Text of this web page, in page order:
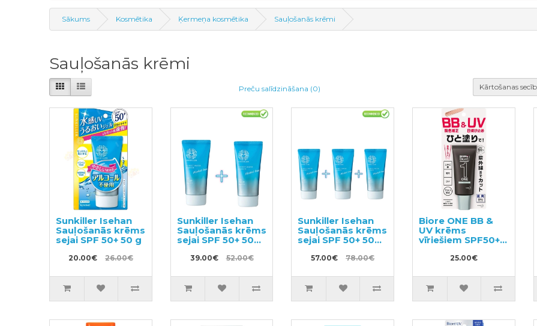
Sākums Kosmētika Ķermeņa kosmētika Sauļošanās krēmi
Sauļošanās krēmi
Preču salīdzināšana (0) Kārtošanas
Sunkiller Isehan
Sauļošanās krēms
sejai SPF 50+ 50 g
20.00€ 26.00€
Sunkiller Isehan
Sauļošanās krēms
sejai SPF 50+ 50g
39.00€ 52.00€
Sunkiller Isehan
Sauļošanās krēms
sejai SPF 50+ 50g
57.00€ 78.00€
Biore ONE BB &
UV krēms
vīriešiem SPF50+
25.00€